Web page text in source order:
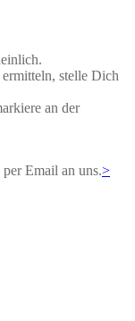
stelle Dich
an der
Email an uns.>